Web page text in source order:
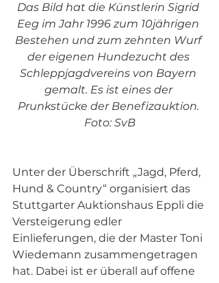
Das Bild hat die Künstlerin Sigrid
Eeg im Jahr 1996 zum 10jährigen
Bestehen und zum zehnten Wurf
der eigenen Hundezucht des
Schleppjagdvereins von Bayern
gemalt. Es ist eines der
Prunkstücke der Benefizauktion.
Foto: SvB
Unter der Überschrift „Jagd, Pferd,
Hund & Country“ organisiert das
Stuttgarter Auktionshaus Eppli die
Versteigerung edler
Einlieferungen, die der Master Toni
Wiedemann zusammengetragen
hat. Dabei ist er überall auf offene